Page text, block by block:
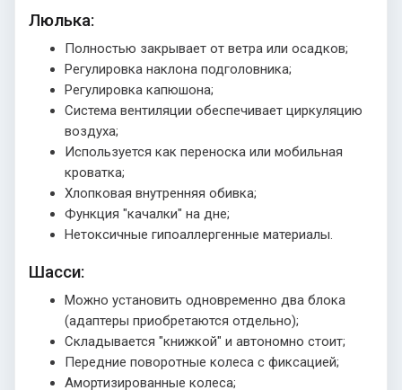
Люлька:
Полностью закрывает от ветра или осадков;
Регулировка наклона подголовника;
Регулировка капюшона;
Система вентиляции обеспечивает циркуляцию
воздуха;
Используется как переноска или мобильная
кроватка;
Хлопковая внутренняя обивка;
Функция "качалки" на дне;
Нетоксичные гипоаллергенные материалы.
Шасси:
Можно установить одновременно два блока
(адаптеры приобретаются отдельно);
Складывается "книжкой" и автономно стоит;
Передние поворотные колеса с фиксацией;
Амортизированные колеса;